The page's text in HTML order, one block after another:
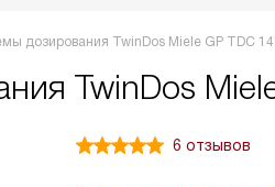
дозирования TwinDos Miele GP TDC
TwinDos
6 отзывов